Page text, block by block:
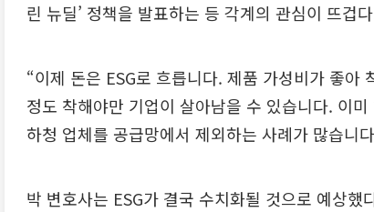
린 뉴딜’ 정책을 발표하는 등 각계의 관심이 뜨겁
“이제 돈은 ESG로 흐릅니다. 제품 가성비가 좋아
정도 착해야만 기업이 살아남을 수 있습니다. 이
하청 업체를 공급망에서 제외하는 사례가 많습니
박 변호사는 ESG가 결국 수치화될 것으로 예상